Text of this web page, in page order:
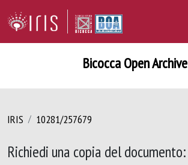
Bicocca Open Archive
IRIS 10281/257679
Richiedi una copia del documento: